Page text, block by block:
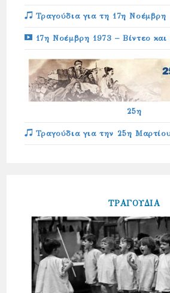
Τραγούδια για τη 17η Νοέμβρη
17η Νοέμβρη 1973 – Βίντεο και
25η
Τραγούδια για την 25η
ΤΡΑΓΟΥΔΙΑ